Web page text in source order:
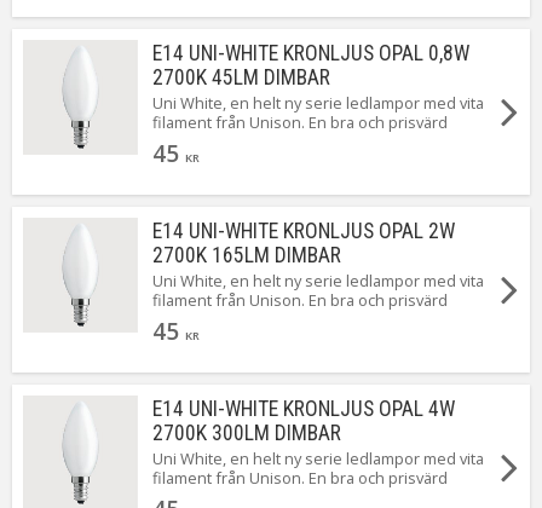
E14 UNI-WHITE KRONLJUS OPAL 0,8W
2700K 45LM DIMBAR
Uni White, en helt ny serie ledlampor med vita
filament från Unison. En bra och prisvärd
standard LED från Unison som dessutom är
dimbar.
45 KR
E14 UNI-WHITE KRONLJUS OPAL 2W
2700K 165LM DIMBAR
Uni White, en helt ny serie ledlampor med vita
filament från Unison. En bra och prisvärd
standard LED från Unison som dessutom är
dimbar.
45 KR
E14 UNI-WHITE KRONLJUS OPAL 4W
2700K 300LM DIMBAR
Uni White, en helt ny serie ledlampor med vita
filament från Unison. En bra och prisvärd
standard LED från Unison som dessutom är